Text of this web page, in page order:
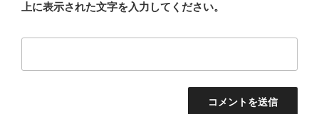
上に表示された文字を入力してください。